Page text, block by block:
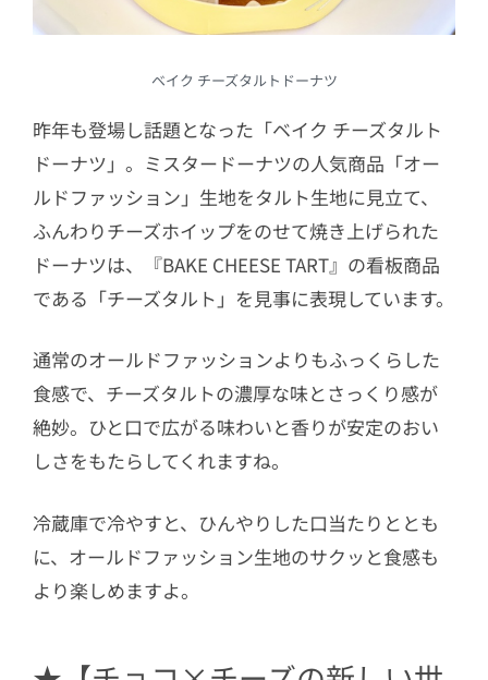
ベイク チーズタルトドーナツ
昨年も登場し話題となった「ベイク チーズタルト
ドーナツ」。ミスタードーナツの人気商品「オー
ルドファッション」生地をタルト生地に見立て、
ふんわりチーズホイップをのせて焼き上げられた
ドーナツは、『BAKE CHEESE TART』の看板商品
である「チーズタルト」を見事に表現しています。
通常のオールドファッションよりもふっくらした
食感で、 チーズタルトの濃厚な味とさっくり感が
絶妙。ひと口で広がる味わいと香りが安定のおい
しさをもたらしてくれますね。
冷蔵庫で冷やすと、ひんやりした口当たりととも
に、オールドファッション生地のサクッと食感も
より楽しめますよ。